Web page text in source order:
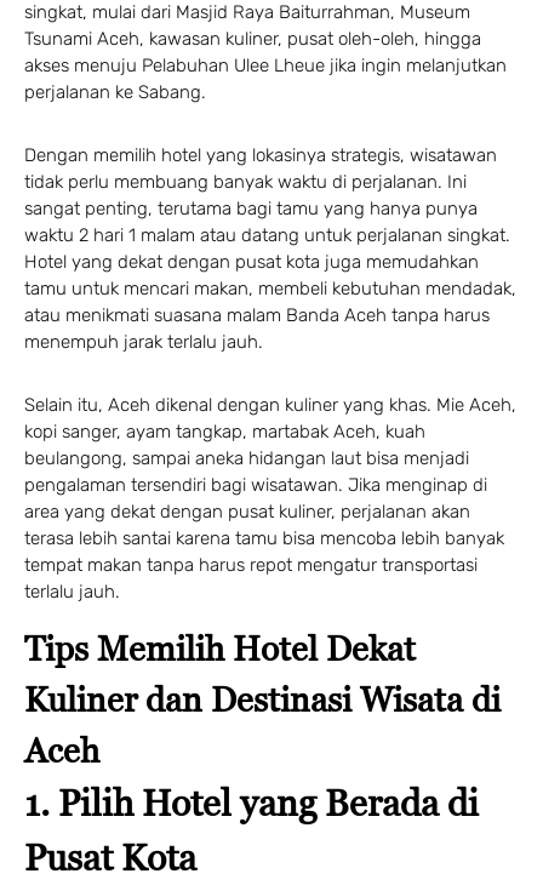
singkat, mulai dari Masjid Raya Baiturrahman, Museum
Tsunami Aceh, kawasan kuliner, pusat oleh-oleh, hingga
akses menuju Pelabuhan Ulee Lheue jika ingin melanjutkan
perjalanan ke Sabang.
Dengan memilih hotel yang lokasinya strategis, wisatawan
tidak perlu membuang banyak waktu di perjalanan. Ini
sangat penting, terutama bagi tamu yang hanya punya
waktu 2 hari 1 malam atau datang untuk perjalanan singkat.
Hotel yang dekat dengan pusat kota juga memudahkan
tamu untuk mencari makan, membeli kebutuhan mendadak,
atau menikmati suasana malam Banda Aceh tanpa harus
menempuh jarak terlalu jauh.
Selain itu, Aceh dikenal dengan kuliner yang khas. Mie Aceh,
kopi sanger, ayam tangkap, martabak Aceh, kuah
beulangong, sampai aneka hidangan laut bisa menjadi
pengalaman tersendiri bagi wisatawan. Jika menginap di
area yang dekat dengan pusat kuliner, perjalanan akan
terasa lebih santai karena tamu bisa mencoba lebih banyak
tempat makan tanpa harus repot mengatur transportasi
terlalu jauh.
Tips Memilih Hotel Dekat
Kuliner dan Destinasi Wisata di
Aceh
1. Pilih Hotel yang Berada di
Pusat Kota